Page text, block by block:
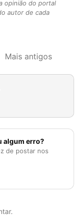
opinião do portal
autor de cada
Mais antigos
algum erro?
de postar nos